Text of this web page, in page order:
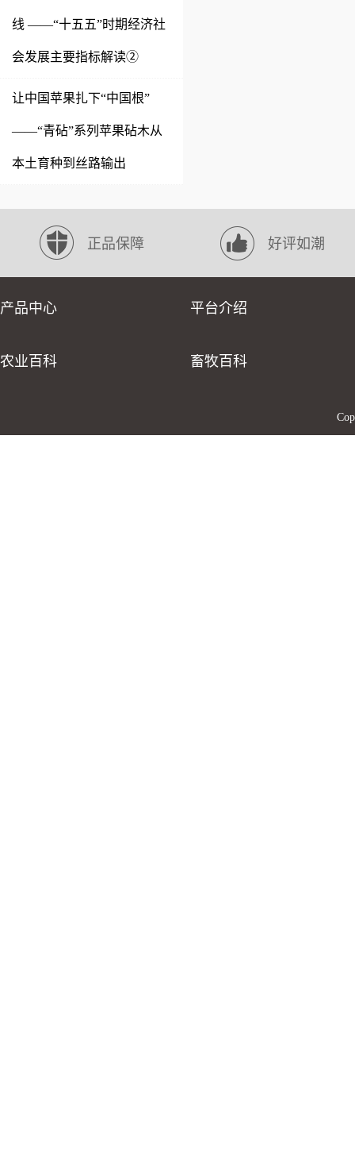
线 ——“十五五”时期经济社
会发展主要指标解读②
让中国苹果扎下“中国根”
——“青砧”系列苹果砧木从
本土育种到丝路输出
正品保障 好评如潮
产品中心 平台介绍
农业百科 畜牧百科